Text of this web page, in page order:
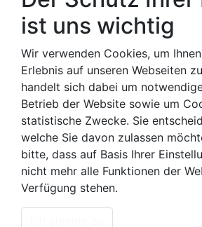
ist uns wichtig
Wir verwenden Cookies, um
Erlebnis auf unseren Webseiten
handelt sich dabei um
Betrieb der Website sowie um
statistische Zwecke. Sie
welche Sie davon zulassen
bitte, dass auf Basis Ihrer
nicht mehr alle Funktionen der
Verfügung stehen.